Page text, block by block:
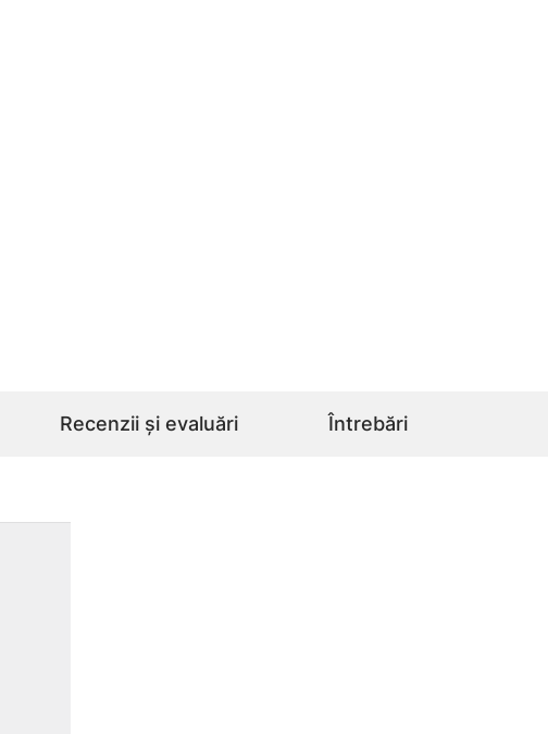
Recenzii și evaluări Întrebări